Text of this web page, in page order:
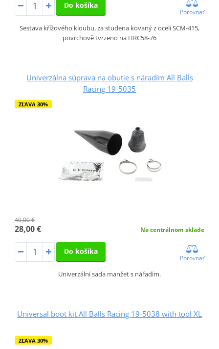
Do košíka
Porovnať
Sestava křížového kloubu, za studena kovaný z oceli SCM-415,
povrchově tvrzeno na HRC58-76
Univerzálna súprava na obutie s náradím All Balls
Racing 19-5035
ZĽAVA 30%
40,00 €
28,00 € Na centrálnom sklade
Do košíka
Porovnať
Univerzální sada manžet s nářadím.
Universal boot kit All Balls Racing 19-5038 with tool XL
ZĽAVA 30%